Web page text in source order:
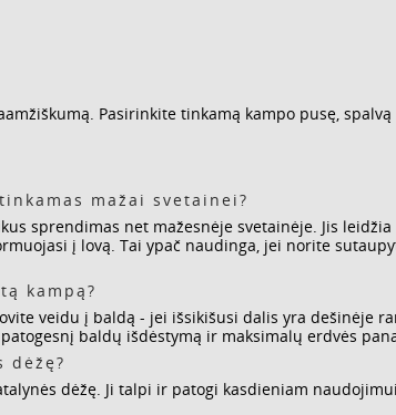
Pasirinkite tinkamą kampo pusę,
mažai svetainei?
sprendimas net mažesnėje svetainėje. Jis
į lovą. Tai ypač naudinga, jei norite
kampą?
veidu į baldą - jei išsikišusi dalis yra dešinėje
baldų išdėstymą ir maksimalų erdvės
dėžę?
dėžę. Ji talpi ir patogi kasdieniam